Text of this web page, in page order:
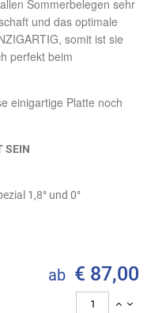
Sommerbelegen sehr
und das optimale
somit ist sie
perfekt beim
einigartige Platte noch
SEIN
1,8° und 0°
ab € 87,00